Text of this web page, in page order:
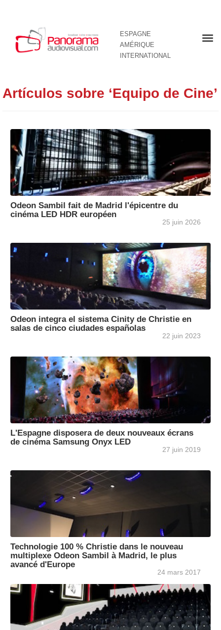
ESPAGNE
AMÉRIQUE
INTERNATIONAL
Artículos sobre ‘Equipo de Cine’
Odeon Sambil fait de Madrid l'épicentre du
cinéma LED HDR européen
25 juin 2026
Odeon integra el sistema Cinity de Christie en
salas de cinco ciudades españolas
22 juin 2023
L'Espagne disposera de deux nouveaux écrans
de cinéma Samsung Onyx LED
27 juin 2019
Technologie 100 % Christie dans le nouveau
multiplexe Odeon Sambil à Madrid, le plus
avancé d'Europe
24 mars 2017